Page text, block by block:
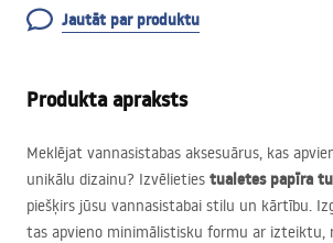
Jautāt par produktu
Produkta apraksts
Meklējat vannasistabas aksesuārus, kas
unikālu dizainu? Izvēlieties tualetes papīra
piešķirs jūsu vannasistabai stilu un kārtību.
tas apvieno minimālistisku formu ar izteiktu,